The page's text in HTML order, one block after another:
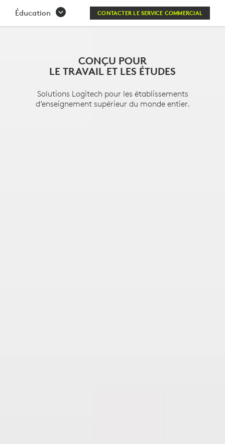
SOLUTIONS
L’ENSEIGNEMENT
SUPÉRIEUR
Éducation CONTACTER LE SERVICE COMMERCIAL
CONÇU POUR
LE TRAVAIL ET LES ÉTUDES
Solutions Logitech pour les établissements
d’enseignement supérieur du monde entier.